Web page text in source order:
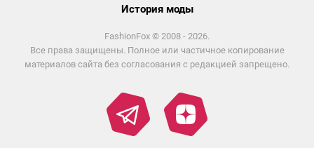
История моды
FashionFox © 2008 - 2026.
Все права защищены. Полное или частичное копирование
материалов сайта без согласования с редакцией запрещено.